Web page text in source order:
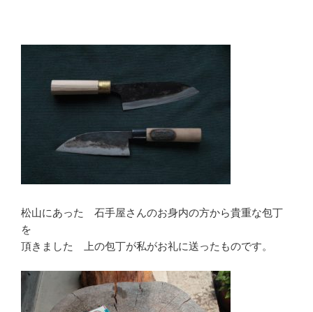
松山にあった 石手屋さんのお身内の方から貴重な包丁
を
頂きました 上の包丁が私がお礼に送ったものです。